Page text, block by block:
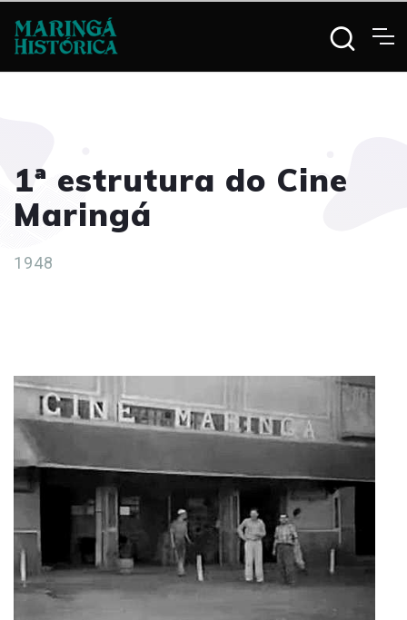
1ª estrutura do Cine
Maringá
1948